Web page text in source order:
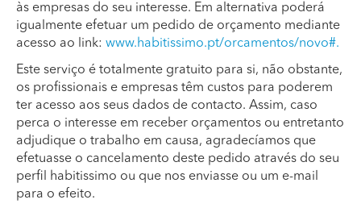
às empresas do seu interesse. Em alternativa poderá
igualmente efetuar um pedido de orçamento mediante
acesso ao link: www.habitissimo.pt/orcamentos/novo#.
Este serviço é totalmente gratuito para si, não obstante,
os profissionais e empresas têm custos para poderem
ter acesso aos seus dados de contacto. Assim, caso
perca o interesse em receber orçamentos ou entretanto
adjudique o trabalho em causa, agradecíamos que
efetuasse o cancelamento deste pedido através do seu
perfil habitissimo ou que nos enviasse ou um e-mail
para o efeito.